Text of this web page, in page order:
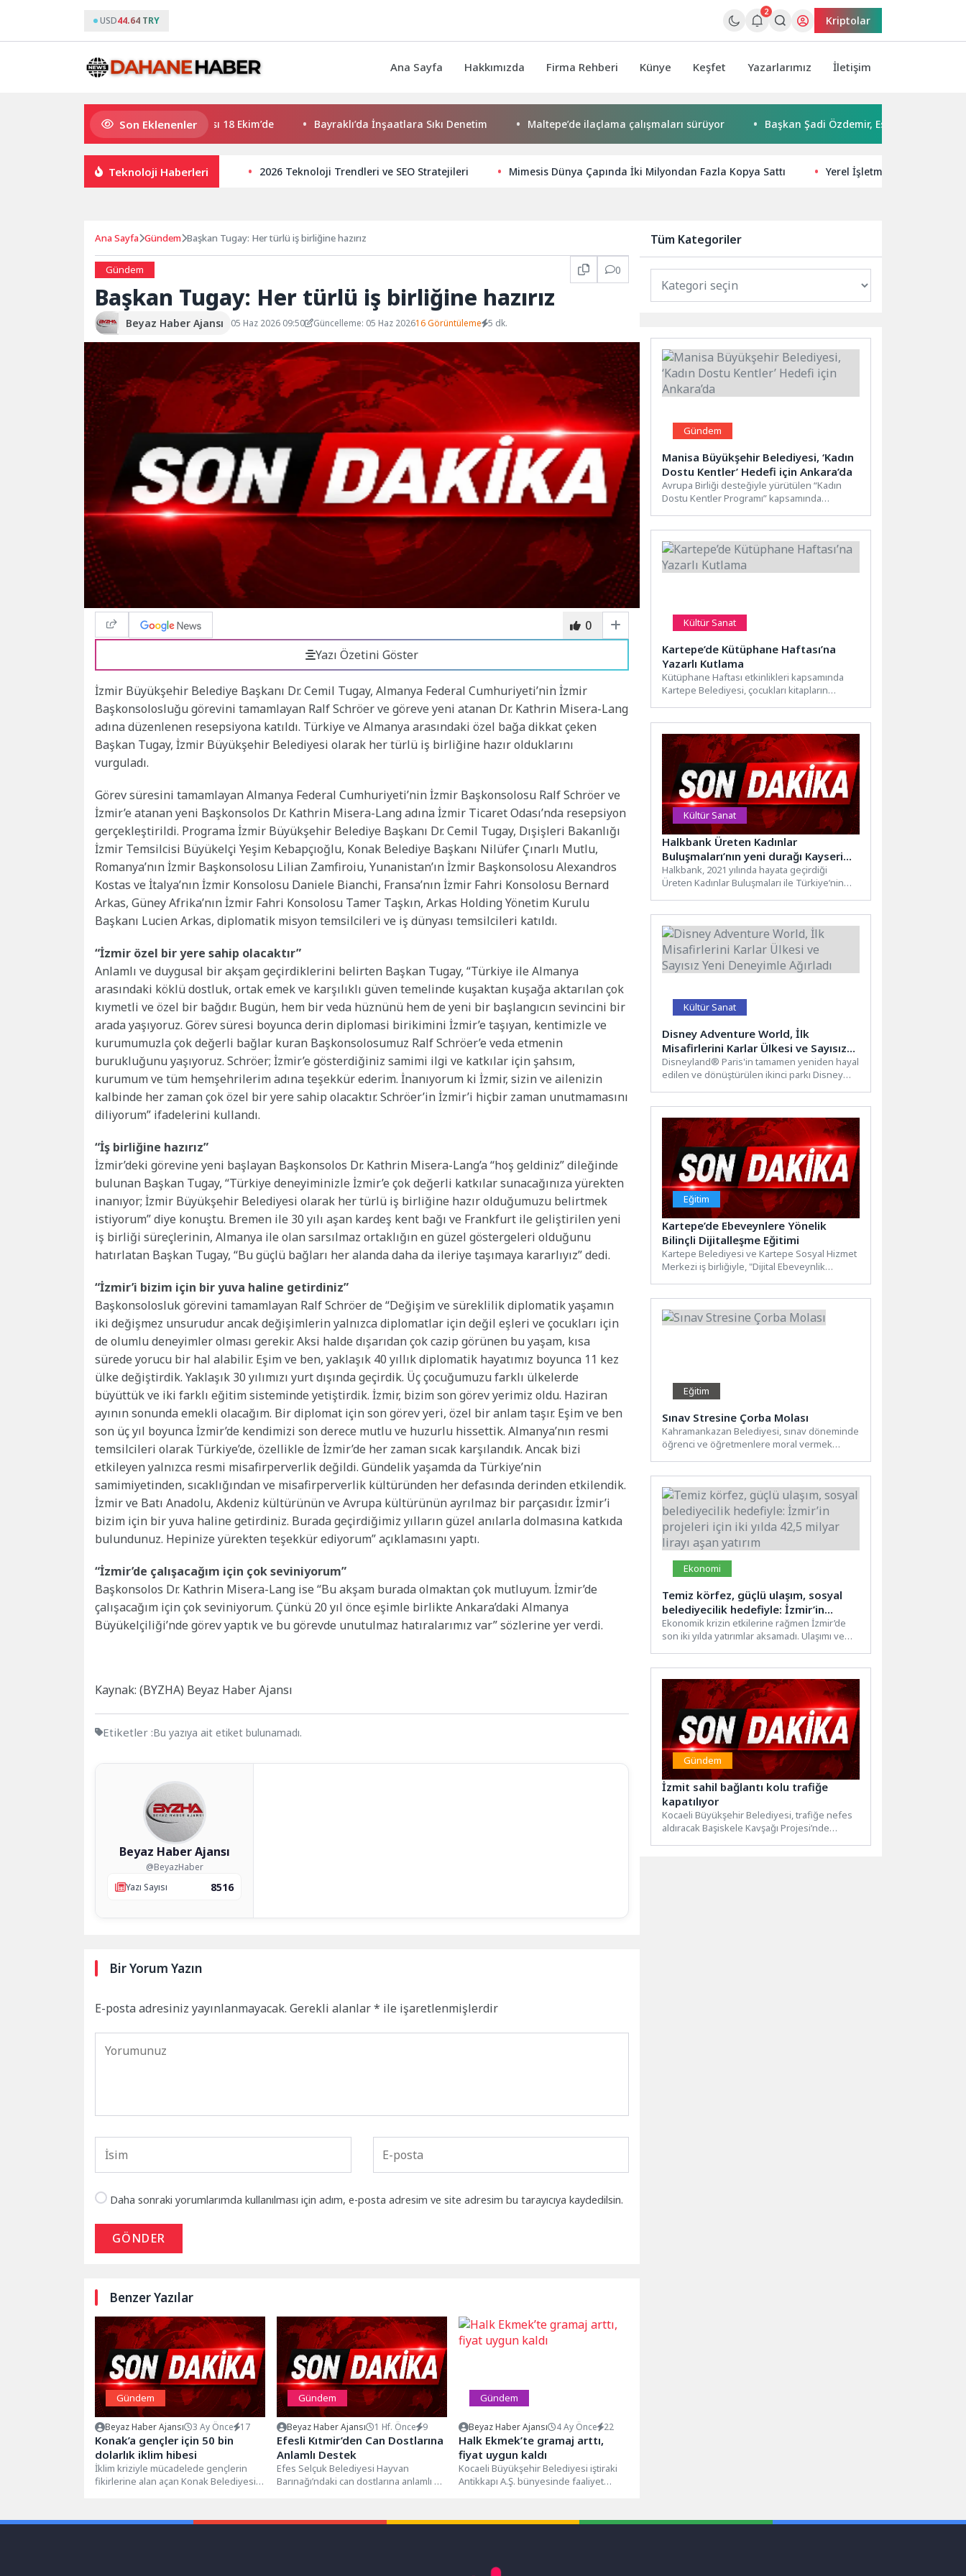
USD44.64 TRY
2
Kriptolar
Ana Sayfa Hakkımızda Firma Rehberi Künye Keşfet Yazarlarımız İletişim
Son Eklenenler
Deniz Kızı Kadın Yelken Kupası 18 Ekim’de Bayraklı’da İnşaatlara Sıkı Denetim Maltepe’de ilaçlama çalışmaları sürüyor Başkan Şadi Özdemir, Esentepeliler’i dinledi
Teknoloji Haberleri 2026 Teknoloji Trendleri ve SEO Stratejileri Mimesis Dünya Çapında İki Milyondan Fazla Kopya Sattı Yerel İşletmeler İçin
Ana Sayfa Gündem Başkan Tugay: Her türlü iş birliğine hazırız
Gündem 0
Başkan Tugay: Her türlü iş birliğine hazırız
Beyaz Haber Ajansı 05 Haz 2026 09:50 Güncelleme: 05 Haz 202616 Görüntüleme 5 dk.
0
Yazı Özetini Göster
İzmir Büyükşehir Belediye Başkanı Dr. Cemil Tugay, Almanya Federal Cumhuriyeti’nin İzmir
Başkonsolosluğu görevini tamamlayan Ralf Schröer ve göreve yeni atanan Dr. Kathrin Misera-Lang
adına düzenlenen resepsiyona katıldı. Türkiye ve Almanya arasındaki özel bağa dikkat çeken
Başkan Tugay, İzmir Büyükşehir Belediyesi olarak her türlü iş birliğine hazır olduklarını
vurguladı.
Görev süresini tamamlayan Almanya Federal Cumhuriyeti’nin İzmir Başkonsolosu Ralf Schröer ve
İzmir’e atanan yeni Başkonsolos Dr. Kathrin Misera-Lang adına İzmir Ticaret Odası’nda resepsiyon
gerçekleştirildi. Programa İzmir Büyükşehir Belediye Başkanı Dr. Cemil Tugay, Dışişleri Bakanlığı
İzmir Temsilcisi Büyükelçi Yeşim Kebapçıoğlu, Konak Belediye Başkanı Nilüfer Çınarlı Mutlu,
Romanya’nın İzmir Başkonsolosu Lilian Zamfiroiu, Yunanistan’ın İzmir Başkonsolosu Alexandros
Kostas ve İtalya’nın İzmir Konsolosu Daniele Bianchi, Fransa’nın İzmir Fahri Konsolosu Bernard
Arkas, Güney Afrika’nın İzmir Fahri Konsolosu Tamer Taşkın, Arkas Holding Yönetim Kurulu
Başkanı Lucien Arkas, diplomatik misyon temsilcileri ve iş dünyası temsilcileri katıldı.
“İzmir özel bir yere sahip olacaktır”
Anlamlı ve duygusal bir akşam geçirdiklerini belirten Başkan Tugay, “Türkiye ile Almanya
arasındaki köklü dostluk, ortak emek ve karşılıklı güven temelinde kuşaktan kuşağa aktarılan çok
kıymetli ve özel bir bağdır. Bugün, hem bir veda hüznünü hem de yeni bir başlangıcın sevincini bir
arada yaşıyoruz. Görev süresi boyunca derin diplomasi birikimini İzmir’e taşıyan, kentimizle ve
kurumumuzla çok değerli bağlar kuran Başkonsolosumuz Ralf Schröer’e veda etmenin
burukluğunu yaşıyoruz. Schröer; İzmir’e gösterdiğiniz samimi ilgi ve katkılar için şahsım,
kurumum ve tüm hemşehrilerim adına teşekkür ederim. İnanıyorum ki İzmir, sizin ve ailenizin
kalbinde her zaman çok özel bir yere sahip olacaktır. Schröer’in İzmir’i hiçbir zaman unutmamasını
diliyorum” ifadelerini kullandı.
“İş birliğine hazırız”
İzmir’deki görevine yeni başlayan Başkonsolos Dr. Kathrin Misera-Lang’a “hoş geldiniz” dileğinde
bulunan Başkan Tugay, “Türkiye deneyiminizle İzmir’e çok değerli katkılar sunacağınıza yürekten
inanıyor; İzmir Büyükşehir Belediyesi olarak her türlü iş birliğine hazır olduğumuzu belirtmek
istiyorum” diye konuştu. Bremen ile 30 yılı aşan kardeş kent bağı ve Frankfurt ile geliştirilen yeni
iş birliği süreçlerinin, Almanya ile olan sarsılmaz ortaklığın en güzel göstergeleri olduğunu
hatırlatan Başkan Tugay, “Bu güçlü bağları her alanda daha da ileriye taşımaya kararlıyız” dedi.
“İzmir’i bizim için bir yuva haline getirdiniz”
Başkonsolosluk görevini tamamlayan Ralf Schröer de “Değişim ve süreklilik diplomatik yaşamın
iki değişmez unsurudur ancak değişimlerin yalnızca diplomatlar için değil eşleri ve çocukları için
de olumlu deneyimler olması gerekir. Aksi halde dışarıdan çok cazip görünen bu yaşam, kısa
sürede yorucu bir hal alabilir. Eşim ve ben, yaklaşık 40 yıllık diplomatik hayatımız boyunca 11 kez
ülke değiştirdik. Yaklaşık 30 yılımızı yurt dışında geçirdik. Üç çocuğumuzu farklı ülkelerde
büyüttük ve iki farklı eğitim sisteminde yetiştirdik. İzmir, bizim son görev yerimiz oldu. Haziran
ayının sonunda emekli olacağım. Bir diplomat için son görev yeri, özel bir anlam taşır. Eşim ve ben
son üç yıl boyunca İzmir’de kendimizi son derece mutlu ve huzurlu hissettik. Almanya’nın resmi
temsilcileri olarak Türkiye’de, özellikle de İzmir’de her zaman sıcak karşılandık. Ancak bizi
etkileyen yalnızca resmi misafirperverlik değildi. Gündelik yaşamda da Türkiye’nin
samimiyetinden, sıcaklığından ve misafirperverlik kültüründen her defasında derinden etkilendik.
İzmir ve Batı Anadolu, Akdeniz kültürünün ve Avrupa kültürünün ayrılmaz bir parçasıdır. İzmir’i
bizim için bir yuva haline getirdiniz. Burada geçirdiğimiz yılların güzel anılarla dolmasına katkıda
bulundunuz. Hepinize yürekten teşekkür ediyorum” açıklamasını yaptı.
“İzmir’de çalışacağım için çok seviniyorum”
Başkonsolos Dr. Kathrin Misera-Lang ise “Bu akşam burada olmaktan çok mutluyum. İzmir’de
çalışacağım için çok seviniyorum. Çünkü 20 yıl önce eşimle birlikte Ankara’daki Almanya
Büyükelçiliği’nde görev yaptık ve bu görevde unutulmaz hatıralarımız var” sözlerine yer verdi.
Kaynak: (BYZHA) Beyaz Haber Ajansı
Etiketler :Bu yazıya ait etiket bulunamadı.
Beyaz Haber Ajansı
@BeyazHaber
Yazı Sayısı
8516
Bir Yorum Yazın
E-posta adresiniz yayınlanmayacak. Gerekli alanlar* ile işaretlenmişlerdir
Daha sonraki yorumlarımda kullanılması için adım, e-posta adresim ve site adresim bu tarayıcıya kaydedilsin.
GÖNDER
Benzer Yazılar
Gündem
Beyaz Haber Ajansı 3 Ay Önce 17
Konak’a gençler için 50 bin
dolarlık iklim hibesi
İklim kriziyle mücadelede gençlerin
fikirlerine alan açan Konak Belediyesi,
Gündem
Beyaz Haber Ajansı 1 Hf. Önce 9
Efesli Kıtmir’den Can Dostlarına
Anlamlı Destek
Efes Selçuk Belediyesi Hayvan
Barınağı’ndaki can dostlarına anlamlı bir
Gündem
Beyaz Haber Ajansı 4 Ay Önce 22
Halk Ekmek’te gramaj arttı,
fiyat uygun kaldı
Kocaeli Büyükşehir Belediyesi iştiraki
Antikkapı A.Ş. bünyesinde faaliyet
Tüm Kategoriler
Gündem
Manisa Büyükşehir Belediyesi, ‘Kadın
Dostu Kentler’ Hedefi için Ankara’da
Avrupa Birliği desteğiyle yürütülen “Kadın
Dostu Kentler Programı” kapsamında
Kültür Sanat
Kartepe’de Kütüphane Haftası’na
Yazarlı Kutlama
Kütüphane Haftası etkinlikleri kapsamında
Kartepe Belediyesi, çocukları kitapların
Kültür Sanat
Halkbank Üreten Kadınlar
Buluşmaları’nın yeni durağı Kayseri
oldu
Halkbank, 2021 yılında hayata geçirdiği
Üreten Kadınlar Buluşmaları ile Türkiye’nin
Kültür Sanat
Disney Adventure World, İlk
Misafirlerini Karlar Ülkesi ve Sayısız
Yeni Deneyimle Ağırladı
Disneyland® Paris'in tamamen yeniden hayal
edilen ve dönüştürülen ikinci parkı Disney
Eğitim
Kartepe’de Ebeveynlere Yönelik
Bilinçli Dijitalleşme Eğitimi
Kartepe Belediyesi ve Kartepe Sosyal Hizmet
Merkezi iş birliğiyle, "Dijital Ebeveynlik
Eğitim
Sınav Stresine Çorba Molası
Kahramankazan Belediyesi, sınav döneminde
öğrenci ve öğretmenlere moral vermek
Ekonomi
Temiz körfez, güçlü ulaşım, sosyal
belediyecilik hedefiyle: İzmir’in
projeleri için iki yılda 42,5 milyar lirayı
aşan yatırım
Ekonomik krizin etkilerine rağmen İzmir’de
son iki yılda yatırımlar aksamadı. Ulaşımı ve
Gündem
İzmit sahil bağlantı kolu trafiğe
kapatılıyor
Kocaeli Büyükşehir Belediyesi, trafiğe nefes
aldıracak Başiskele Kavşağı Projesi’nde